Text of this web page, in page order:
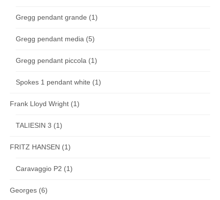
Gregg pendant grande (1)
Gregg pendant media (5)
Gregg pendant piccola (1)
Spokes 1 pendant white (1)
Frank Lloyd Wright (1)
TALIESIN 3 (1)
FRITZ HANSEN (1)
Caravaggio P2 (1)
Georges (6)